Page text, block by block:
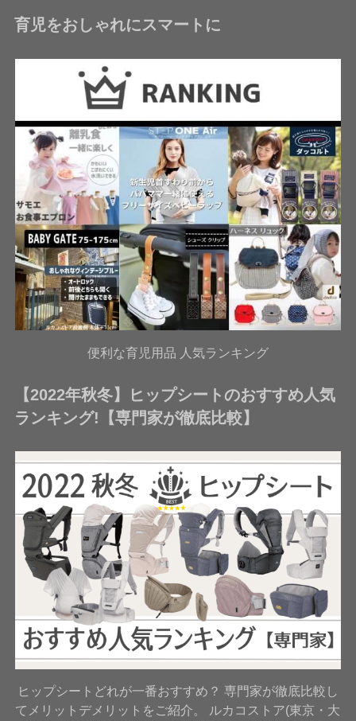
育児をおしゃれにスマートに
便利な育児用品 人気ランキング
【2022年秋冬】ヒップシートのおすすめ人気
ランキング!【専門家が徹底比較】
ヒップシートどれが一番おすすめ？ 専門家が徹底比較し
てメリットデメリットをご紹介。 ルカコストア(東京・大